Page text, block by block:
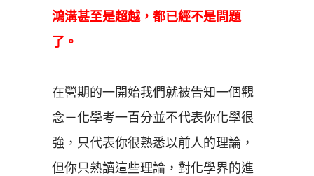
鴻溝甚至是超越，都已經不是問題
了 。
在營期的一開始我們就被告知一個觀
念－化學考一百分並不代表你化學很
強，只代表你很熟悉以前人的理論，
但你只熟讀這些理論，對化學界的進